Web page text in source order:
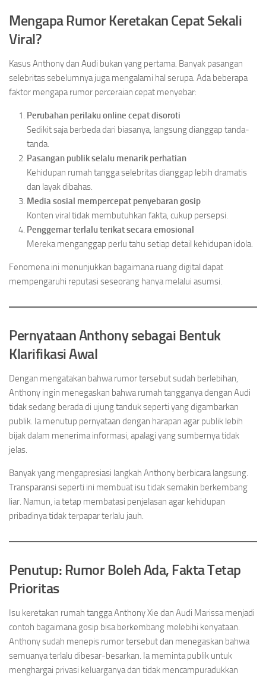
Mengapa Rumor Keretakan Cepat Sekali
Viral?
Kasus Anthony dan Audi bukan yang pertama. Banyak pasangan
selebritas sebelumnya juga mengalami hal serupa. Ada beberapa
faktor mengapa rumor perceraian cepat menyebar:
Perubahan perilaku online cepat disoroti
Sedikit saja berbeda dari biasanya, langsung dianggap tanda-
tanda.
Pasangan publik selalu menarik perhatian
Kehidupan rumah tangga selebritas dianggap lebih dramatis
dan layak dibahas.
Media sosial mempercepat penyebaran gosip
Konten viral tidak membutuhkan fakta, cukup persepsi.
Penggemar terlalu terikat secara emosional
Mereka menganggap perlu tahu setiap detail kehidupan idola.
Fenomena ini menunjukkan bagaimana ruang digital dapat
mempengaruhi reputasi seseorang hanya melalui asumsi.
Pernyataan Anthony sebagai Bentuk
Klarifikasi Awal
Dengan mengatakan bahwa rumor tersebut sudah berlebihan,
Anthony ingin menegaskan bahwa rumah tangganya dengan Audi
tidak sedang berada di ujung tanduk seperti yang digambarkan
publik. Ia menutup pernyataan dengan harapan agar publik lebih
bijak dalam menerima informasi, apalagi yang sumbernya tidak
jelas.
Banyak yang mengapresiasi langkah Anthony berbicara langsung.
Transparansi seperti ini membuat isu tidak semakin berkembang
liar. Namun, ia tetap membatasi penjelasan agar kehidupan
pribadinya tidak terpapar terlalu jauh.
Penutup: Rumor Boleh Ada, Fakta Tetap
Prioritas
Isu keretakan rumah tangga Anthony Xie dan Audi Marissa menjadi
contoh bagaimana gosip bisa berkembang melebihi kenyataan.
Anthony sudah menepis rumor tersebut dan menegaskan bahwa
semuanya terlalu dibesar-besarkan. Ia meminta publik untuk
menghargai privasi keluarganya dan tidak mencampuradukkan